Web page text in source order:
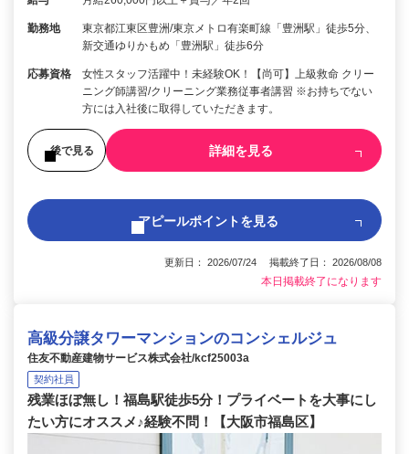
勤務地
東京都江東区豊洲/東京メトロ有楽町線「豊洲駅」徒歩5分、
新交通ゆりかもめ「豊洲駅」徒歩6分
応募資格
女性スタッフ活躍中！未経験OK！【尚可】上級救命 クリー
ニング師講習/クリーニング業務従事者講習 ※お持ちでない
方には入社後に取得していただきます。
後で見る 詳細を見る
アピールポイントを見る
更新日： 2026/07/24 掲載終了日： 2026/08/08
本日掲載終了になります
高級分譲タワーマンションのコンシェルジュ
住友不動産建物サービス株式会社/kcf25003a
契約社員
残業ほぼ無し！福島駅徒歩5分！プライベートを大事にし
たい方にオススメ♪経験不問！【大阪市福島区】